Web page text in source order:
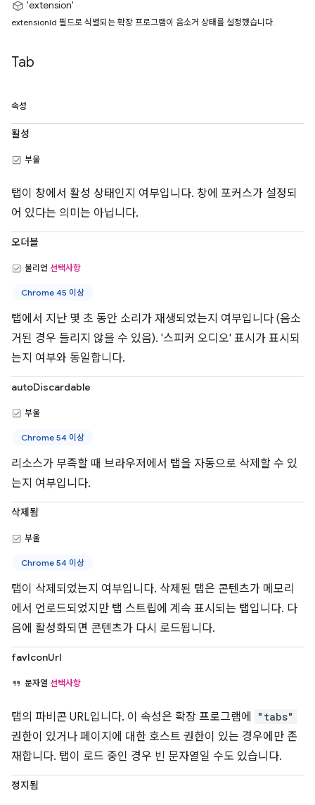
'extension'
extensionId 필드로 식별되는 확장 프로그램이 음소거 상태를 설정했습니다.
Tab
속성
활성
부울
탭이 창에서 활성 상태인지 여부입니다. 창에 포커스가 설정되
어 있다는 의미는 아닙니다.
오더블
불리언 선택사항
Chrome 45 이상
탭에서 지난 몇 초 동안 소리가 재생되었는지 여부입니다 (음소
거된 경우 들리지 않을 수 있음). '스피커 오디오' 표시가 표시되
는지 여부와 동일합니다.
autoDiscardable
부울
Chrome 54 이상
리소스가 부족할 때 브라우저에서 탭을 자동으로 삭제할 수 있
는지 여부입니다.
삭제됨
부울
Chrome 54 이상
탭이 삭제되었는지 여부입니다. 삭제된 탭은 콘텐츠가 메모리
에서 언로드되었지만 탭 스트립에 계속 표시되는 탭입니다. 다
음에 활성화되면 콘텐츠가 다시 로드됩니다.
favIconUrl
문자열 선택사항
탭의 파비콘 URL입니다. 이 속성은 확장 프로그램에 "tabs"
권한이 있거나 페이지에 대한 호스트 권한이 있는 경우에만 존
재합니다. 탭이 로드 중인 경우 빈 문자열일 수도 있습니다.
정지됨